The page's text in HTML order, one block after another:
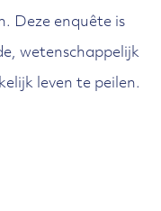
Deze enquête is
wetenschappelijk
leven te peilen.